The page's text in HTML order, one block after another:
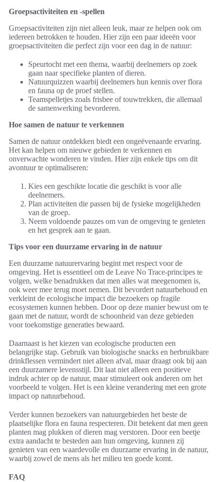
Groepsactiviteiten en -spellen
Groepsactiviteiten zijn niet alleen leuk, maar ze helpen ook om
iedereen betrokken te houden. Hier zijn een paar ideeën voor
groepsactiviteiten die perfect zijn voor een dag in de natuur:
Speurtocht met een thema, waarbij deelnemers op zoek
gaan naar specifieke planten of dieren.
Natuurquizzen waarbij deelnemers hun kennis over flora
en fauna op de proef stellen.
Teamspelletjes zoals frisbee of touwtrekken, die allemaal
de samenwerking bevorderen.
Hoe samen de natuur te verkennen
Samen de natuur ontdekken biedt een ongeëvenaarde ervaring.
Het kan helpen om nieuwe gebieden te verkennen en
onverwachte wonderen te vinden. Hier zijn enkele tips om dit
avontuur te optimaliseren:
Kies een geschikte locatie die geschikt is voor alle
deelnemers.
Plan activiteiten die passen bij de fysieke mogelijkheden
van de groep.
Neem voldoende pauzes om van de omgeving te genieten
en het gesprek aan te gaan.
Tips voor een duurzame ervaring in de natuur
Een duurzame natuurervaring begint met respect voor de
omgeving. Het is essentieel om de Leave No Trace-principes te
volgen, welke benadrukken dat men alles wat meegenomen is,
ook weer mee terug moet nemen. Dit bevordert natuurbehoud en
verkleint de ecologische impact die bezoekers op fragile
ecosystemen kunnen hebben. Door op deze manier bewust om te
gaan met de natuur, wordt de schoonheid van deze gebieden
voor toekomstige generaties bewaard.
Daarnaast is het kiezen van ecologische producten een
belangrijke stap. Gebruik van biologische snacks en herbruikbare
drinkflessen vermindert niet alleen afval, maar draagt ook bij aan
een duurzamere levensstijl. Dit laat niet alleen een positieve
indruk achter op de natuur, maar stimuleert ook anderen om het
voorbeeld te volgen. Het is een kleine verandering met een grote
impact op natuurbehoud.
Verder kunnen bezoekers van natuurgebieden het beste de
plaatselijke flora en fauna respecteren. Dit betekent dat men geen
planten mag plukken of dieren mag verstoren. Door een beetje
extra aandacht te besteden aan hun omgeving, kunnen zij
genieten van een waardevolle en duurzame ervaring in de natuur,
waarbij zowel de mens als het milieu ten goede komt.
FAQ